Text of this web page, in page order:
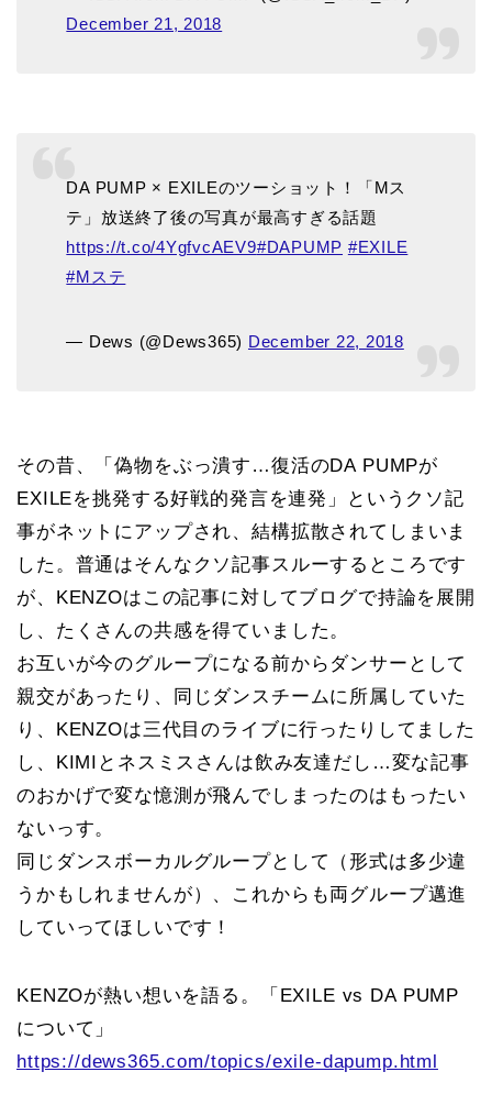
December 21, 2018
DA PUMP × EXILEのツーショット！「Mス
テ」放送終了後の写真が最高すぎる話題
https://t.co/4YgfvcAEV9#DAPUMP #EXILE
#Mステ
— Dews (@Dews365) December 22, 2018
その昔、「偽物をぶっ潰す…復活のDA PUMPが
EXILEを挑発する好戦的発言を連発」というクソ記
事がネットにアップされ、結構拡散されてしまいま
した。普通はそんなクソ記事スルーするところです
が、KENZOはこの記事に対してブログで持論を展開
し、たくさんの共感を得ていました。
お互いが今のグループになる前からダンサーとして
親交があったり、同じダンスチームに所属していた
り、KENZOは三代目のライブに行ったりしてました
し、KIMIとネスミスさんは飲み友達だし…変な記事
のおかげで変な憶測が飛んでしまったのはもったい
ないっす。
同じダンスボーカルグループとして（形式は多少違
うかもしれませんが）、これからも両グループ邁進
していってほしいです！
KENZOが熱い想いを語る。「EXILE vs DA PUMP
について」
https://dews365.com/topics/exile-dapump.html